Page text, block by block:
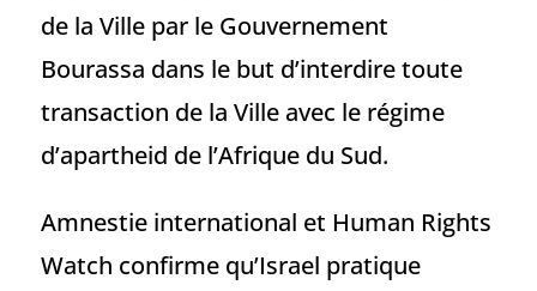
de la Ville par le Gouvernement
Bourassa dans le but d’interdire toute
transaction de la Ville avec le régime
d’apartheid de l’Afrique du Sud.
Amnestie international et Human Rights
Watch confirme qu’Israel pratique